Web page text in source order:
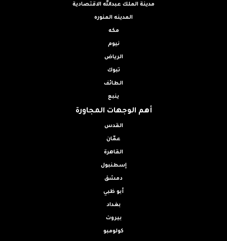
مدينة الملك عبدالله الاقتصادية
المدينه المنوره
مكه
نيوم
الرياض
تبوك
الطائف
ينبع
أهم الوجهات المجاورة
القدس
عمّان
القاهرة
إسطنبول
دمشق
أبو ظبي
بغداد
بيروت
كولومبو